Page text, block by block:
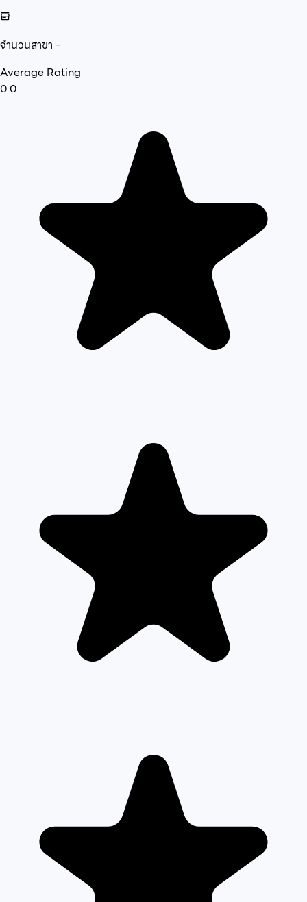
จำนวนสาขา -
Average Rating
0.0